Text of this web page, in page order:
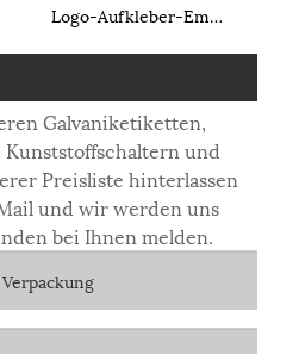
Logo-Aufkleber-Emblem
Galvaniketiketten,
und
Preisliste hinterlassen
und wir werden uns
bei Ihnen melden.